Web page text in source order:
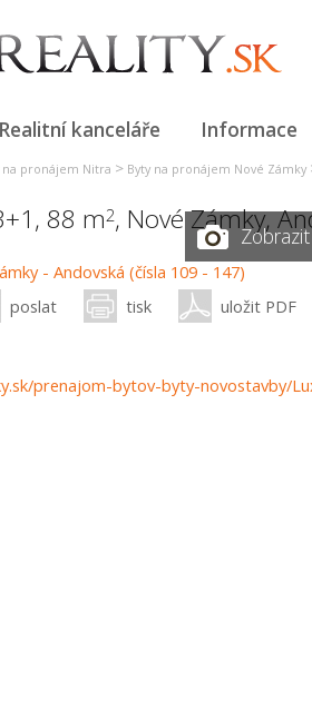
Realitní kanceláře Informace
na pronájem Nitra > Byty na pronájem Nové Zámky
88 m2, Nové Zámky,
poslat tisk uložit PDF